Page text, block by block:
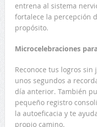
entrena al sistema
fortalece la percepción
propósito.
Microcelebraciones
Reconoce tus logros
unos segundos a
día anterior. También
pequeño registro
la autoeficacia y te
propio camino.